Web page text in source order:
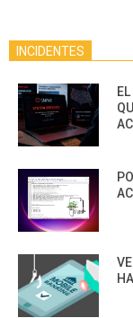
INCIDENTES